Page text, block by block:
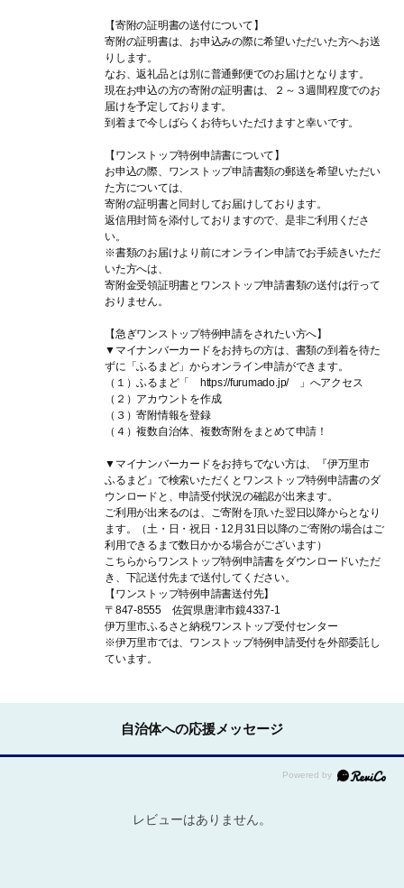
【寄附の証明書の送付について】
寄附の証明書は、お申込みの際に希望いただいた方へお送
りします。
なお、返礼品とは別に普通郵便でのお届けとなります。
現在お申込の方の寄附の証明書は、２～３週間程度でのお
届けを予定しております。
到着まで今しばらくお待ちいただけますと幸いです。
【ワンストップ特例申請書について】
お申込の際、ワンストップ申請書類の郵送を希望いただい
た方については、
寄附の証明書と同封してお届けしております。
返信用封筒を添付しておりますので、是非ご利用くださ
い。
※書類のお届けより前にオンライン申請でお手続きいただ
いた方へは、
寄附金受領証明書とワンストップ申請書類の送付は行って
おりません。
【急ぎワンストップ特例申請をされたい方へ】
▼マイナンバーカードをお持ちの方は、書類の到着を待た
ずに「ふるまど」からオンライン申請ができます。
（１）ふるまど「 https://furumado.jp/ 」へアクセス
（２）アカウントを作成
（３）寄附情報を登録
（４）複数自治体、複数寄附をまとめて申請！
▼マイナンバーカードをお持ちでない方は、『伊万里市
ふるまど』で検索いただくとワンストップ特例申請書のダ
ウンロードと、申請受付状況の確認が出来ます。
ご利用が出来るのは、ご寄附を頂いた翌日以降からとなり
ます。（土・日・祝日・12月31日以降のご寄附の場合はご
利用できるまで数日かかる場合がございます）
こちらからワンストップ特例申請書をダウンロードいただ
き、下記送付先まで送付してください。
【ワンストップ特例申請書送付先】
〒847-8555 佐賀県唐津市鏡4337-1
伊万里市ふるさと納税ワンストップ受付センター
※伊万里市では、ワンストップ特例申請受付を外部委託し
ています。
自治体への応援メッセージ
レビューはありません。